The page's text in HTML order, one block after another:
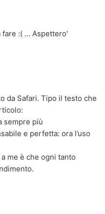
:( ... Aspettero'
da Safari. Tipo il testo che
sempre più
e perfetta: ora l’uso
me è che ogni tanto